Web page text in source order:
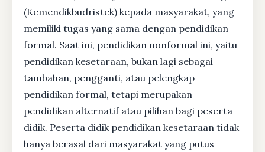
(Kemendikbudristek) kepada masyarakat, yang
memiliki tugas yang sama dengan pendidikan
formal. Saat ini, pendidikan nonformal ini, yaitu
pendidikan kesetaraan, bukan lagi sebagai
tambahan, pengganti, atau pelengkap
pendidikan formal, tetapi merupakan
pendidikan alternatif atau pilihan bagi peserta
didik. Peserta didik pendidikan kesetaraan tidak
hanya berasal dari masyarakat yang putus